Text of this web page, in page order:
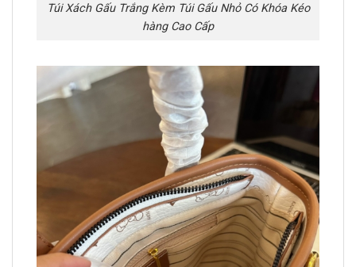
Túi Xách Gấu Trắng Kèm Túi Gấu Nhỏ Có Khóa Kéo
hàng Cao Cấp